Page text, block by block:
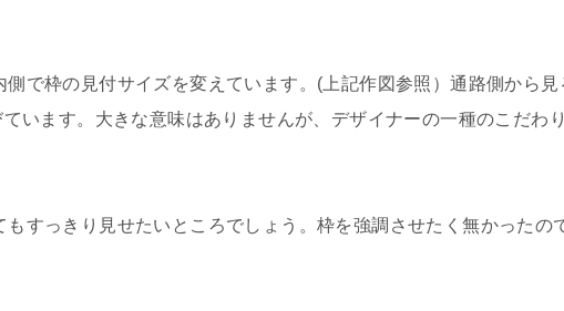
で枠の見付サイズを変えています。(上記作図参照）通路側から見
います。大きな意味はありませんが、デザイナーの一種のこだわ
すっきり見せたいところでしょう。枠を強調させたく無かったの